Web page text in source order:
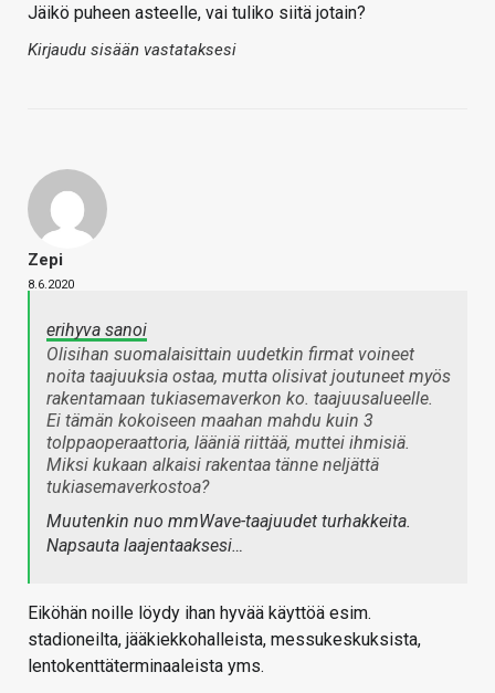
Jäikö puheen asteelle, vai tuliko siitä jotain?
Kirjaudu sisään vastataksesi
Zepi
8.6.2020
erihyva sanoi
Olisihan suomalaisittain uudetkin firmat voineet
noita taajuuksia ostaa, mutta olisivat joutuneet myös
rakentamaan tukiasemaverkon ko. taajuusalueelle.
Ei tämän kokoiseen maahan mahdu kuin 3
tolppaoperaattoria, lääniä riittää, muttei ihmisiä.
Miksi kukaan alkaisi rakentaa tänne neljättä
tukiasemaverkostoa?
Muutenkin nuo mmWave-taajuudet turhakkeita.
Napsauta laajentaaksesi…
Eiköhän noille löydy ihan hyvää käyttöä esim.
stadioneilta, jääkiekkohalleista, messukeskuksista,
lentokenttäterminaaleista yms.